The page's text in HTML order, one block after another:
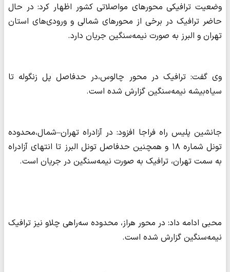
وضعیت ترافیکی محورهای مواصلاتی کشور اظهار کرد: در حال
حاضر ترافیک در برخی از محورهای شمالی و ورودی‌های استان
تهران و البرز به صورت نیمه‌سنگین جریان دارد.
وی گفت: ترافیک در محور چالوس،در حدفاصل پل زنگوله تا
سیاه‌بیشه نیمه‌سنگین گزارش شده است.
جانشین پلیس راه فراجا افزود: در آزادراه تهران–شمال،محدوده
تونل شماره ۱۸ و همچنین حدفاصل تونل البرز تا انتهای آزادراه
به سمت تهران، ترافیک به صورت نیمه‌سنگین در جریان است.
محبی ادامه داد: در محور هراز، محدوده سه‌راهی چلاو نیز ترافیک
نیمه‌سنگین گزارش شده است.